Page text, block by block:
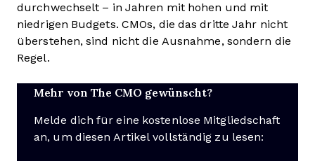
durchwechselt – in Jahren mit hohen und mit
niedrigen Budgets. CMOs, die das dritte Jahr nicht
überstehen, sind nicht die Ausnahme, sondern die
Regel.
Mehr von The CMO gewünscht?
Melde dich für eine kostenlose Mitgliedschaft
an, um diesen Artikel vollständig zu lesen: